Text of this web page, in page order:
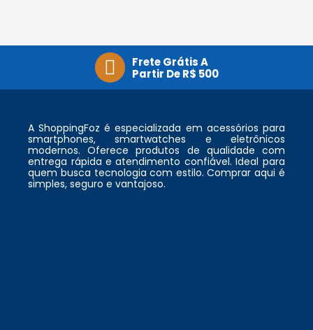
Frete Grátis A
Partir De R$ 500
A ShoppingFoz é especializada em acessórios para
smartphones, smartwatches e eletrônicos
modernos. Oferece produtos de qualidade com
entrega rápida e atendimento confiável. Ideal para
quem busca tecnologia com estilo. Comprar aqui é
simples, seguro e vantajoso.